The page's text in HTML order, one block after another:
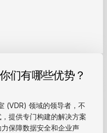
们有哪些优势？
(VDR) 领域的领导者，不
提供专门构建的解决方案
保障数据安全和企业声